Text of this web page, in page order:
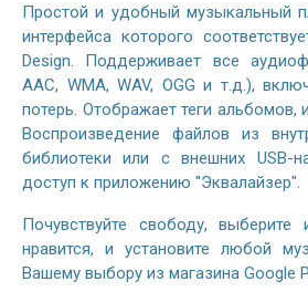
Простой и удобный музыкальный
интерфейса которого
Design. Поддерживает все
AAC, WMA, WAV, OGG и т.д.),
потерь. Отображает теги альбомов,
Воспроизведение файлов из
библиотеки или с внешних USB-
доступ к приложению "Эквалайзер".
Почувствуйте свободу,
нравится, и установите любой
Вашему выбору из магазина Google